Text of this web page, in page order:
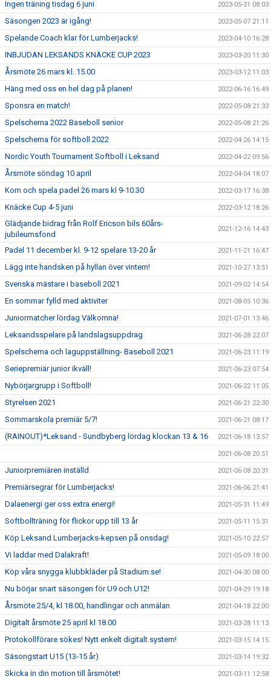
Ingen träning tisdag 6 juni 2023-05-31 08:03
Säsongen 2023 är igång! 2023-05-07 21:11
Spelande Coach klar för Lumberjacks! 2023-04-10 16:28
INBJUDAN LEKSANDS KNÄCKE CUP 2023 2023-03-20 11:30
Årsmöte 26 mars kl. 15.00 2023-03-12 11:03
Häng med oss en hel dag på planen! 2022-06-16 16:49
Sponsra en match! 2022-05-08 21:33
Spelschema 2022 Baseboll senior 2022-05-08 21:26
Spelschema för softboll 2022 2022-04-26 14:15
Nordic Youth Tournament Softboll i Leksand 2022-04-22 09:56
Årsmöte söndag 10 april 2022-04-04 18:07
Kom och spela padel 26 mars kl 9-10.30 2022-03-17 16:38
Knäcke Cup 4-5 juni 2022-03-12 18:26
Glädjande bidrag från Rolf Ericson bils 60års-
jubileumsfond
2021-12-16 14:43
Padel 11 december kl. 9-12 spelare 13-20 år 2021-11-21 16:47
Lägg inte handsken på hyllan över vintern! 2021-10-27 13:51
Svenska mästare i baseboll 2021 2021-09-02 14:54
En sommar fylld med aktiviter 2021-08-05 10:36
Juniormatcher lördag Välkomna! 2021-07-01 13:46
Leksandsspelare på landslagsuppdrag 2021-06-28 22:07
Spelschema och laguppställning- Baseboll 2021 2021-06-23 11:19
Seriepremiär junior ikväll! 2021-06-23 07:54
Nybörjargrupp i Softboll! 2021-06-22 11:05
Styrelsen 2021 2021-06-21 22:30
Sommarskola premiär 5/7! 2021-06-21 08:17
(RAINOUT)*Leksand - Sundbyberg lördag klockan 13 & 16 2021-06-18 13:57
2021-06-08 20:51
Juniorpremiären inställd 2021-06-08 20:31
Premiärsegrar för Lumberjacks! 2021-06-06 21:41
Dalaenergi ger oss extra energi! 2021-05-31 11:49
Softbollträning för flickor upp till 13 år 2021-05-11 15:31
Köp Leksand Lumberjacks-kepsen på onsdag! 2021-05-10 22:57
Vi laddar med Dalakraft! 2021-05-09 18:00
Köp våra snygga klubbkläder på Stadium.se! 2021-04-30 08:00
Nu börjar snart säsongen för U9 och U12! 2021-04-29 19:18
Årsmöte 25/4, kl 18.00, handlingar och anmälan 2021-04-18 22:00
Digitalt årsmöte 25 april kl 18.00 2021-03-28 11:13
Protokollförare sökes! Nytt enkelt digitalt system! 2021-03-15 14:15
Säsongstart U15 (13-15 år) 2021-03-14 19:32
Skicka in din motion till årsmötet! 2021-03-11 12:58